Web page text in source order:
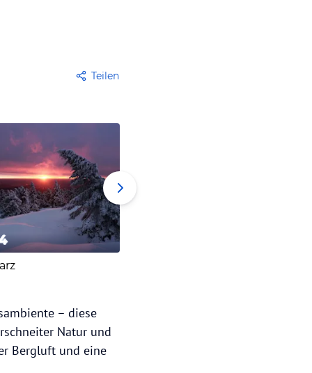
Teilen
– diese
Natur und
Bergluft und eine